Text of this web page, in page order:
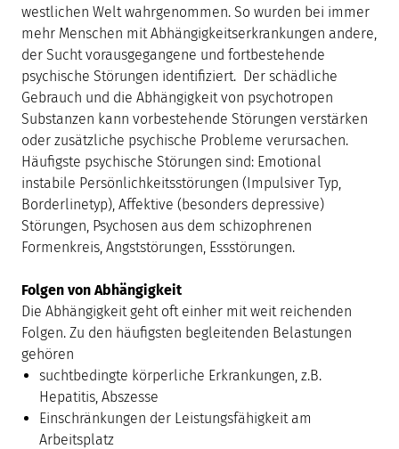
westlichen Welt wahrgenommen. So wurden bei immer
mehr Menschen mit Abhängigkeitserkrankungen andere,
der Sucht vorausgegangene und fortbestehende
psychische Störungen identifiziert. Der schädliche
Gebrauch und die Abhängigkeit von psychotropen
Substanzen kann vorbestehende Störungen verstärken
oder zusätzliche psychische Probleme verursachen.
Häufigste psychische Störungen sind: Emotional
instabile Persönlichkeitsstörungen (Impulsiver Typ,
Borderlinetyp), Affektive (besonders depressive)
Störungen, Psychosen aus dem schizophrenen
Formenkreis, Angststörungen, Essstörungen.
Folgen von Abhängigkeit
Die Abhängigkeit geht oft einher mit weit reichenden
Folgen. Zu den häufigsten begleitenden Belastungen
gehören
suchtbedingte körperliche Erkrankungen, z.B.
Hepatitis, Abszesse
Einschränkungen der Leistungsfähigkeit am
Arbeitsplatz